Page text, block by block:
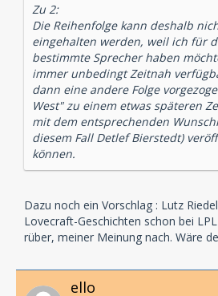
Zu 2:
Die Reihenfolge kann deshalb
eingehalten werden, weil ich für
bestimmte Sprecher haben
immer unbedingt Zeitnah
dann eine andere Folge
West" zu einem etwas späteren
mit dem entsprechenden
diesem Fall Detlef Bierstedt)
können.
Dazu noch ein Vorschlag : Lutz
Lovecraft-Geschichten schon bei
rüber, meiner Meinung nach. Wäre
ello